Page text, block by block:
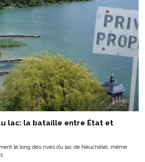
lac: la bataille entre État et
le long des rives du lac de Neuchâtel, même